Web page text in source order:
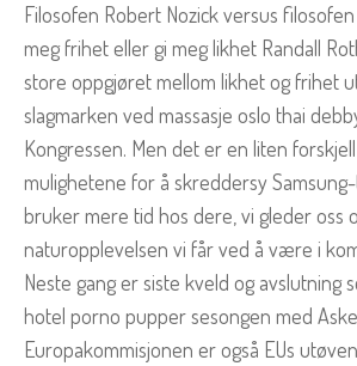
Filosofen Robert Nozick versus
meg frihet eller gi meg likhet Randall
store oppgjøret mellom likhet og frihet
slagmarken ved massasje oslo thai
Kongressen. Men det er en liten
mulighetene for å skreddersy
bruker mere tid hos dere, vi gleder oss
naturopplevelsen vi får ved å være i
Neste gang er siste kveld og avslutning
hotel porno pupper sesongen med
Europakommisjonen er også EUs